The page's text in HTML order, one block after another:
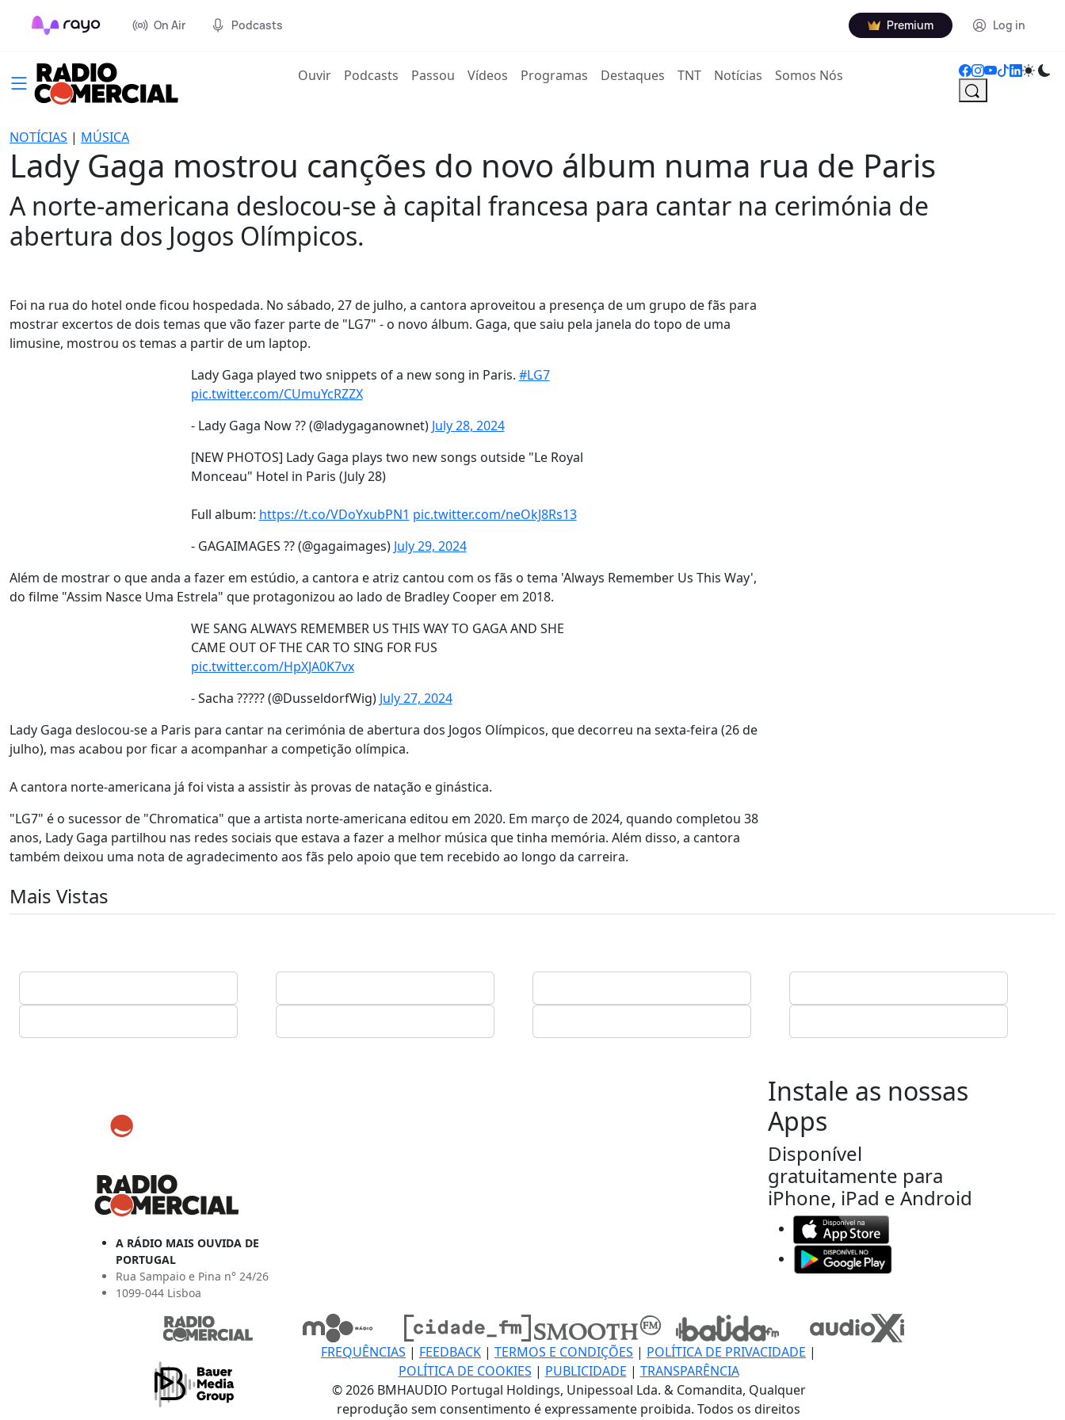
On Air Podcasts Premium Log in
Ouvir(current)
Podcasts Passou Vídeos Programas Destaques TNT Notícias Somos Nós
NOTÍCIAS | MÚSICA
Lady Gaga mostrou canções do novo álbum numa rua de Paris
A norte-americana deslocou-se à capital francesa para cantar na cerimónia de
abertura dos Jogos Olímpicos.
Foi na rua do hotel onde ficou hospedada. No sábado, 27 de julho, a cantora aproveitou a presença de um grupo de fãs para
mostrar excertos de dois temas que vão fazer parte de "LG7" - o novo álbum. Gaga, que saiu pela janela do topo de uma
limusine, mostrou os temas a partir de um laptop.
Lady Gaga played two snippets of a new song in Paris. #LG7
pic.twitter.com/CUmuYcRZZX
- Lady Gaga Now ?? (@ladygaganownet) July 28, 2024
[NEW PHOTOS] Lady Gaga plays two new songs outside "Le Royal
Monceau" Hotel in Paris (July 28)
Full album: https://t.co/VDoYxubPN1 pic.twitter.com/neOkJ8Rs13
- GAGAIMAGES ?? (@gagaimages) July 29, 2024
Além de mostrar o que anda a fazer em estúdio, a cantora e atriz cantou com os fãs o tema 'Always Remember Us This Way',
do filme "Assim Nasce Uma Estrela" que protagonizou ao lado de Bradley Cooper em 2018.
WE SANG ALWAYS REMEMBER US THIS WAY TO GAGA AND SHE
CAME OUT OF THE CAR TO SING FOR FUS
pic.twitter.com/HpXJA0K7vx
- Sacha ????? (@DusseldorfWig) July 27, 2024
Lady Gaga deslocou-se a Paris para cantar na cerimónia de abertura dos Jogos Olímpicos, que decorreu na sexta-feira (26 de
julho), mas acabou por ficar a acompanhar a competição olímpica.
A cantora norte-americana já foi vista a assistir às provas de natação e ginástica.
"LG7" é o sucessor de "Chromatica" que a artista norte-americana editou em 2020. Em março de 2024, quando completou 38
anos, Lady Gaga partilhou nas redes sociais que estava a fazer a melhor música que tinha memória. Além disso, a cantora
também deixou uma nota de agradecimento aos fãs pelo apoio que tem recebido ao longo da carreira.
Mais Vistas
A RÁDIO MAIS OUVIDA DE
PORTUGAL
Rua Sampaio e Pina n° 24/26
1099-044 Lisboa
Instale as nossas
Apps
Disponível
gratuitamente para
iPhone, iPad e Android
FREQUÊNCIAS | FEEDBACK | TERMOS E CONDIÇÕES | POLÍTICA DE PRIVACIDADE |
POLÍTICA DE COOKIES | PUBLICIDADE | TRANSPARÊNCIA
© 2026 BMHAUDIO Portugal Holdings, Unipessoal Lda. & Comandita, Qualquer
reprodução sem consentimento é expressamente proibida. Todos os direitos